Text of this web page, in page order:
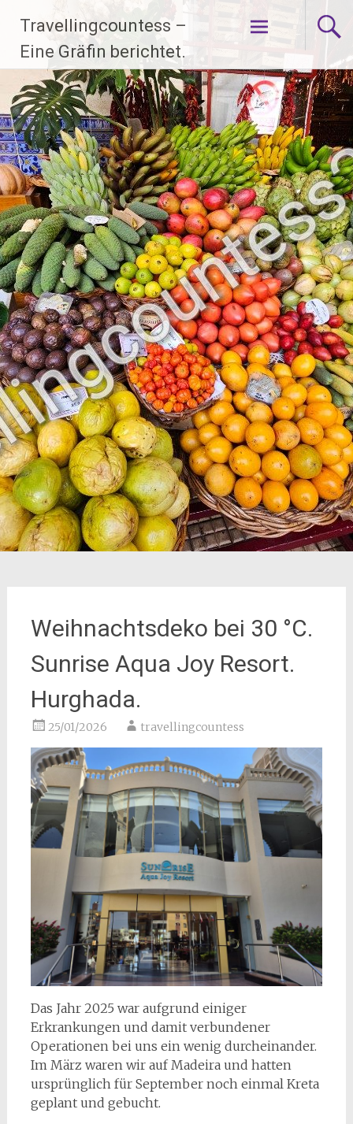
Inhalt
springen
Travellingcountess –
Eine Gräfin berichtet.
Weihnachtsdeko bei 30 °C.
Sunrise Aqua Joy Resort.
Hurghada.
25/01/2026 travellingcountess
Das Jahr 2025 war aufgrund einiger
Erkrankungen und damit verbundener
Operationen bei uns ein wenig durcheinander.
Im März waren wir auf Madeira und hatten
ursprünglich für September noch einmal Kreta
geplant und gebucht.